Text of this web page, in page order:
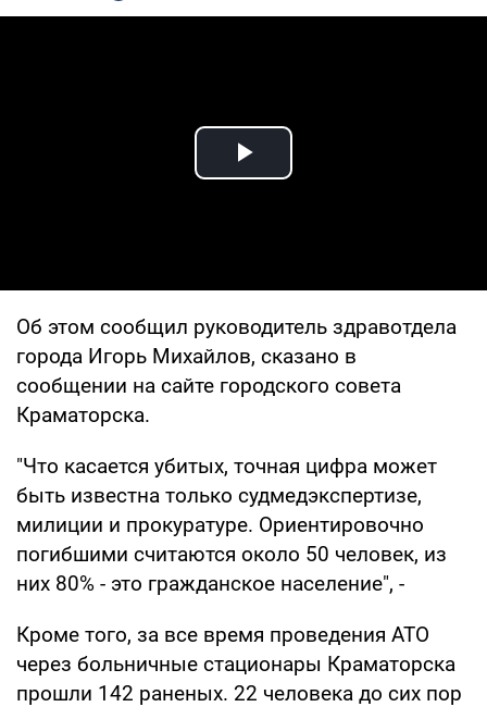
Play Video
Об этом сообщил руководитель здравотдела
города Игорь Михайлов, сказано в
сообщении на сайте городского совета
Краматорска.
"Что касается убитых, точная цифра может
быть известна только судмедэкспертизе,
милиции и прокуратуре. Ориентировочно
погибшими считаются около 50 человек, из
них 80% - это гражданское население", -
Кроме того, за все время проведения АТО
через больничные стационары Краматорска
прошли 142 раненых. 22 человека до сих пор